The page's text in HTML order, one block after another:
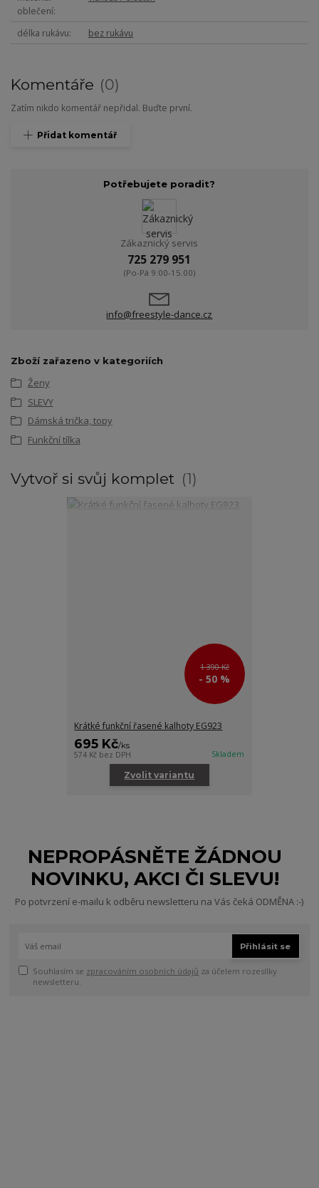
oblečení
délka rukávu bez rukávu
Komentáře 0
Zatím nikdo komentář nepřidal. Buďte první.
Přidat komentář
Potřebujete poradit?
Zákaznický servis
725 279 951
(Po-Pá 9:00-15.00)
info@freestyle-dance.cz
Zboží zařazeno v kategoriích
Ženy
SLEVY
Dámská trička, topy
Funkční tílka
Vytvoř si svůj komplet 1
1 390 Kč
- 50 %
Krátké funkční řasené kalhoty EG923
695 Kč/ks
574 Kč bez DPH Skladem
Zvolit variantu
NEPROPÁSNĚTE ŽÁDNOU
NOVINKU, AKCI ČI SLEVU!
Po potvrzení e-mailu k odběru newsletteru na Vás čeká ODMĚNA :-)
Přihlásit se
Souhlasím se zpracováním osobních údajů za účelem rozesílky
newsletteru.